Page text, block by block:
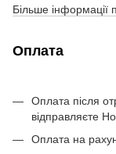
Більше інформації
Оплата
Оплата після
відправляєте
Оплата на